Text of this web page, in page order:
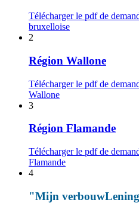
Télécharger le pdf de
bruxelloise
2
Région Wallone
Télécharger le pdf de
Wallone
3
Région Flamande
Télécharger le pdf de
Flamande
4
"Mijn